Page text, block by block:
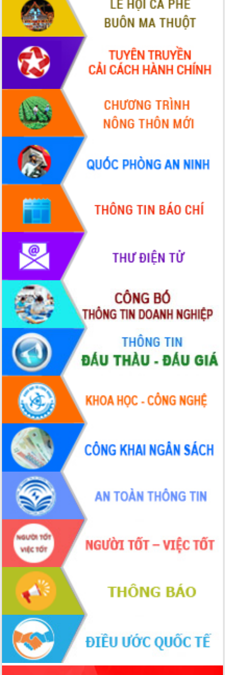
món ăn từ sầu riêng
Đắk Lắk công bố Quy hoạch và xúc
tiến đầu tư tỉnh
Ngành cá ngừ Đắk Lắk chủ động thích
ứng để giữ vững thị trường xuất khẩu
Diễn đàn Kinh tế tư nhân Việt Nam đột
phá cơ chế - Hợp tác công tư
Đề án 06 tạo bước ngoặt đột phá trong
cải cách hành chính tỉnh Đắk Lắk
Kết nối tour, đẩy mạnh chuyển đổi số
để phát triển du lịch Đắk Lắk
Khởi động Dự án Đầu tư xây dựng hạ
tầng kỹ thuật Cụm công nghiệp Tân
Gặp mặt các cơ quan báo chí nhân Kỷ
niệm 101 năm Ngày Báo chí Cách
mạng Việt Nam
Đắk Lắk sơ kết 4 năm triển khai thực
hiện Đề án 06 của Chính phủ
Họp báo thông tin về Hội nghị Công bố
Quy hoạch và Xúc tiến đầu tư tỉnh Đắk
Khơi thông điểm nghẽn, đẩy nhanh
giải ngân vốn khắc phục thiên tai
HĐND tỉnh thông qua điều chỉnh Quy
hoạch tỉnh thời kỳ 2021-2030
Hội thảo góp ý hồ sơ điều chỉnh quy
hoạch tỉnh Đắk Lắk thời kỳ 2021-2030,
tầm nhìn đến năm 2050
Nâng cao hiệu quả hoạt động của các
doanh nghiệp nhà nước
Hội nghị triển khai kết nối mạng
truyền số liệu chuyên dùng phục vụ cơ
quan Đảng, Nhà nước
Lễ phát động chuỗi hoạt động chung
tay làm sạch môi trường
Xã Ea Kar bước chuyển mình trong
công tác cải cách hành chính mô hình
mới
UBND tỉnh họp báo định kỳ tháng 4
năm 2026
Hội thảo khoa học “Giải pháp thúc đẩy
phát triển nền kinh tế xanh tại tỉnh
Đắk Lắk”
Tăng cường giám sát, đôn đốc thực
hiện nhiệm vụ quản lý tài sản công
hàng tuần
Tháo gỡ những vướng mắc, đẩy mạnh
công tác cải cách thủ tục hành chính
tại Trung tâm Phục vụ hành chính
công tỉnh
Đắk Lắk: Tôn vinh 46 giải pháp tại Hội
thi Sáng tạo Kỹ thuật 2024 - 2025
Đắk Lắk rà soát, điều chỉnh Đề án 190
về phát triển nuôi trồng thủy sản
Phó Chủ tịch UBND tỉnh Đắk Lắk
Trương Công Thái kiểm tra thực địa
Dự án cao tốc Khánh Hòa - Buôn Ma
Thuột
Định vị cà phê Việt Nam như một “di
sản sống” trong dòng chảy toàn cầu